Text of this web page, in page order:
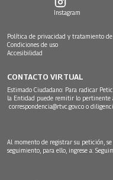
Instagram
Política de privacidad y tratamiento de
Condiciones de uso
Accesibilidad
CONTACTO VIRTUAL
Estimado Ciudadano: Para radicar
la Entidad puede remitir lo pertinente
correspondencia@rtvc.gov.co o
Al momento de registrar su petición,
seguimiento, para ello, ingrese a: